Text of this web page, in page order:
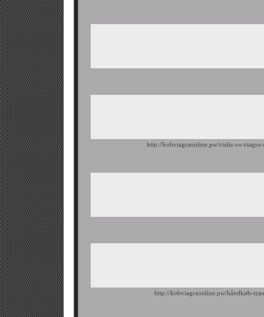
http://kobviagraonline.pw/cialis-vs-viagra-
http://kobviagraonline.pw/håndkøb-